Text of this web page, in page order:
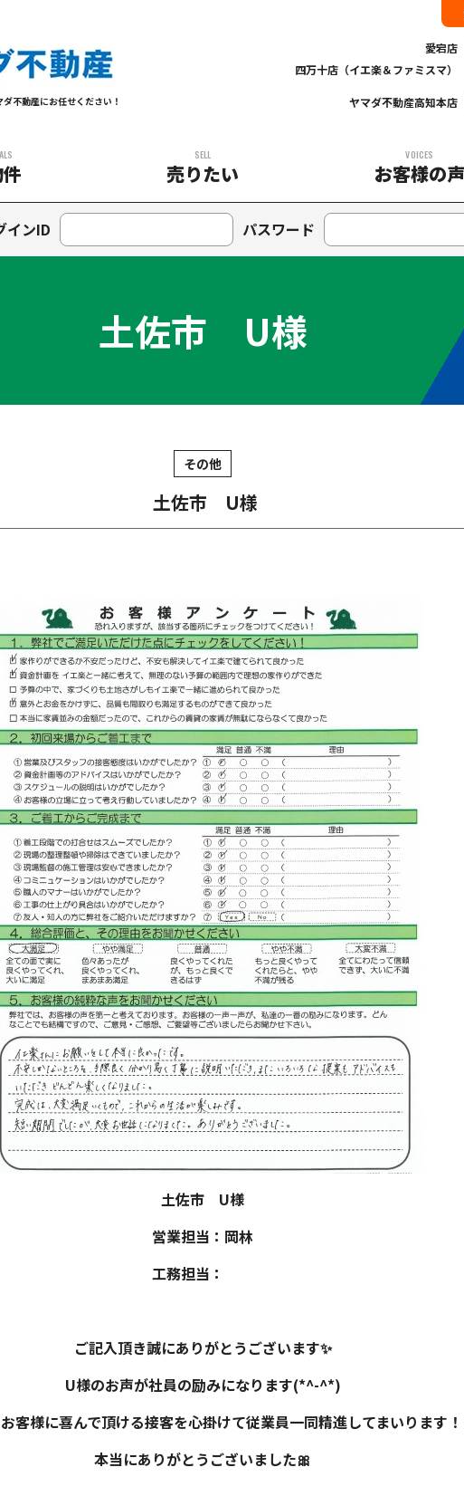
不動産にお任せください！
愛宕店
四万十店（イエ楽＆ファミスマ）
ヤマダ不動産高知本店
SELL
売りたい
VOICES
お客様の声
インID パスワード
土佐市 U様
その他
土佐市 U様
土佐市 U様
営業担当：岡林
工務担当：
ご記入頂き誠にありがとうございます✨
U様のお声が社員の励みになります(*^-^*)
客様に喜んで頂ける接客を心掛けて従業員一同精進してまいります！
本当にありがとうございました🎀